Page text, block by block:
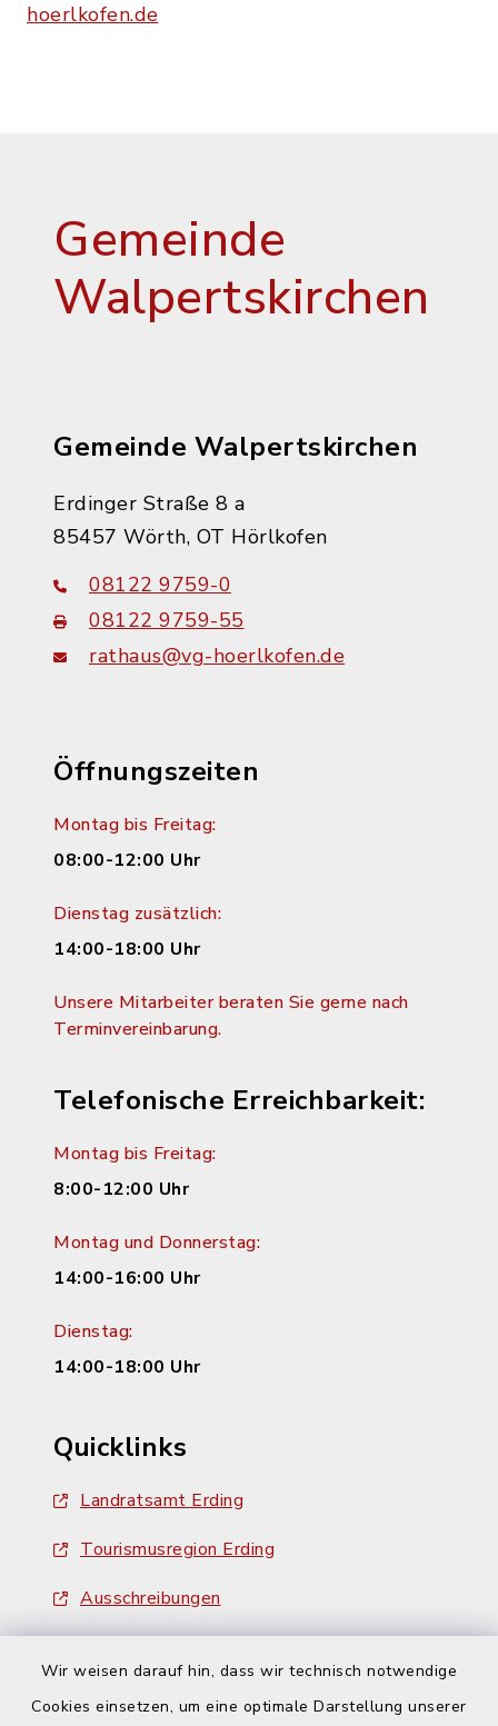
Wir weisen darauf hin, dass wir technisch notwendige
Cookies einsetzen, um eine optimale Darstellung unserer
hoerlkofen.de
Gemeinde
Walpertskirchen
Gemeinde Walpertskirchen
Erdinger Straße 8 a
85457 Wörth, OT Hörlkofen
08122 9759-0
08122 9759-55
rathaus@vg-hoerlkofen.de
Öffnungszeiten
Montag bis Freitag:
08:00-12:00 Uhr
Dienstag zusätzlich:
14:00-18:00 Uhr
Unsere Mitarbeiter beraten Sie gerne nach
Terminvereinbarung.
Telefonische Erreichbarkeit:
Montag bis Freitag:
8:00-12:00 Uhr
Montag und Donnerstag:
14:00-16:00 Uhr
Dienstag:
14:00-18:00 Uhr
Quicklinks
Landratsamt Erding
Tourismusregion Erding
Ausschreibungen